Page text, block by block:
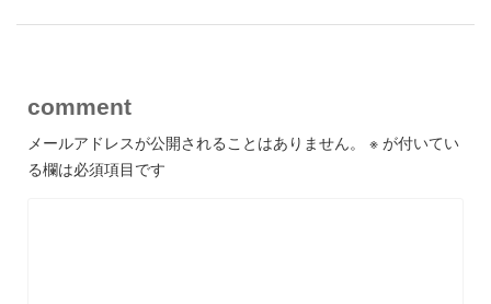
comment
メールアドレスが公開されることはありません。 ※ が付いてい
る欄は必須項目です